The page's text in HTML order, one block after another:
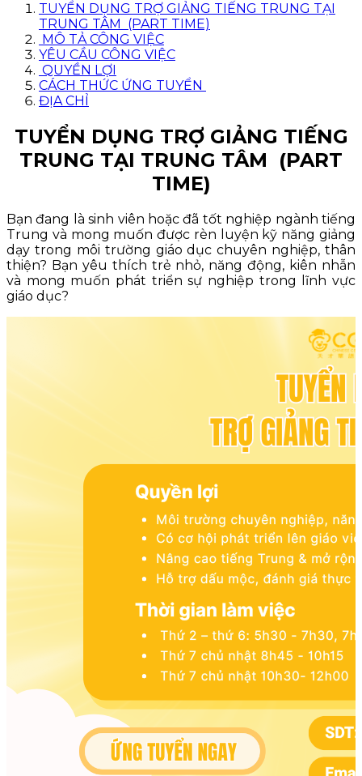
TUYỂN DỤNG TRỢ GIẢNG TIẾNG TRUNG TẠI
TRUNG TÂM (PART TIME)
MÔ TẢ CÔNG VIỆC
YÊU CẦU CÔNG VIỆC
QUYỀN LỢI
CÁCH THỨC ỨNG TUYỂN
ĐỊA CHỈ
TUYỂN DỤNG TRỢ GIẢNG TIẾNG
TRUNG TẠI TRUNG TÂM (PART
TIME)
Bạn đang là sinh viên hoặc đã tốt nghiệp ngành tiếng
Trung và mong muốn được rèn luyện kỹ năng giảng
dạy trong môi trường giáo dục chuyên nghiệp, thân
thiện? Bạn yêu thích trẻ nhỏ, năng động, kiên nhẫn
và mong muốn phát triển sự nghiệp trong lĩnh vực
giáo dục?